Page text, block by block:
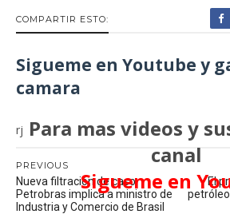
COMPARTIR ESTO:
Sigueme en Youtube y
camara
Para mas videos y
canal
Sigueme en
rj
El
PREVIOUS
Nueva filtración de caso
Petrobras implica a ministro de
Industria y Comercio de Brasil